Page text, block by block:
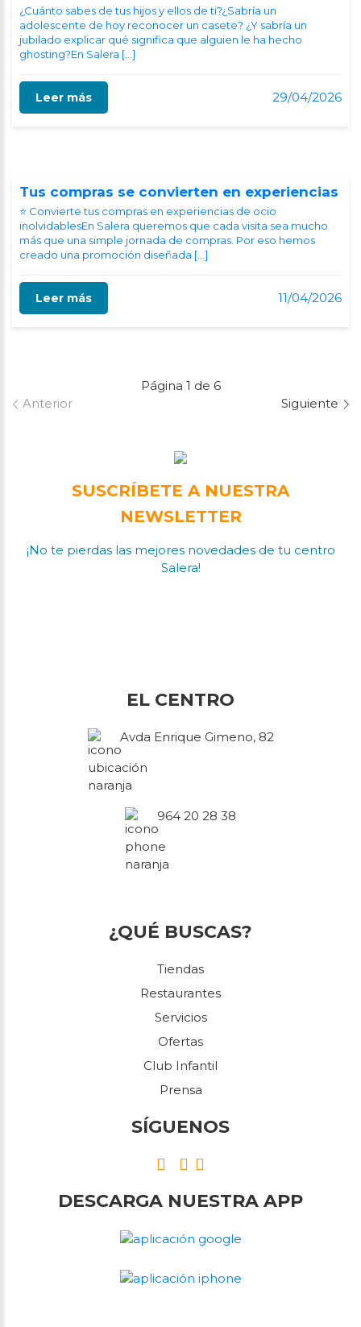
¿Cuánto sabes de tus hijos y ellos de ti?¿Sabría un
adolescente de hoy reconocer un casete? ¿Y sabría un
jubilado explicar qué significa que alguien le ha hecho
ghosting?En Salera […]
Leer más 29/04/2026
Tus compras se convierten en experiencias
⭐ Convierte tus compras en experiencias de ocio
inolvidablesEn Salera queremos que cada visita sea mucho
más que una simple jornada de compras. Por eso hemos
creado una promoción diseñada […]
Leer más 11/04/2026
Anterior
Página 1 de 6
Siguiente
SUSCRÍBETE A NUESTRA
NEWSLETTER
¡No te pierdas las mejores novedades de tu centro
Salera!
EL CENTRO
Avda Enrique Gimeno, 82
964 20 28 38
¿QUÉ BUSCAS?
Tiendas
Restaurantes
Servicios
Ofertas
Club Infantil
Prensa
SÍGUENOS
DESCARGA NUESTRA APP